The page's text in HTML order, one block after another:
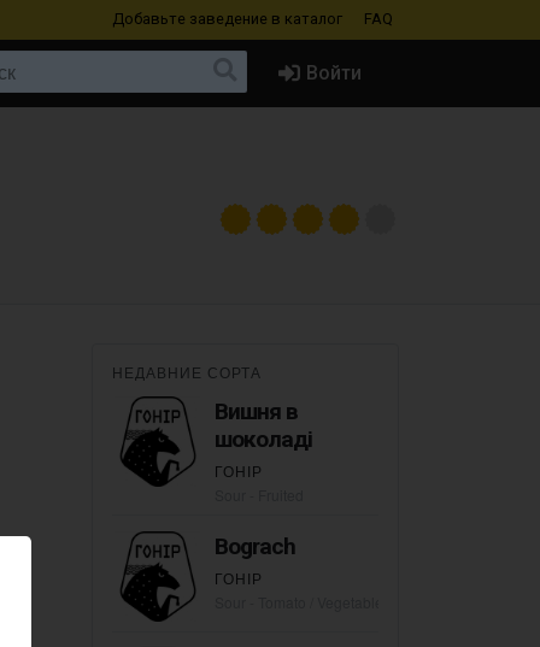
Добавьте заведение в каталог FAQ
Войти
НЕДАВНИЕ СОРТА
Вишня в
шоколаді
ГОНІР
Bograch
ГОНІР